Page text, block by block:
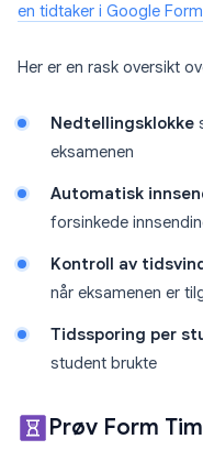
en tidtaker i Google
Her er en rask oversikt
Nedtellingsklokke
eksamenen
Automatisk
forsinkede
Kontroll av
når eksamenen er
Tidssporing per
student brukte
Prøv Form